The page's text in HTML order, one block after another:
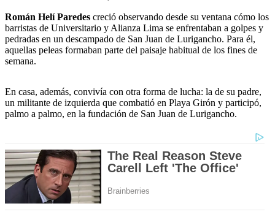
Román Helí Paredes creció observando desde su ventana cómo los
barristas de Universitario y Alianza Lima se enfrentaban a golpes y
pedradas en un descampado de San Juan de Lurigancho. Para él,
aquellas peleas formaban parte del paisaje habitual de los fines de
semana.
En casa, además, convivía con otra forma de lucha: la de su padre,
un militante de izquierda que combatió en Playa Girón y participó,
palmo a palmo, en la fundación de San Juan de Lurigancho.